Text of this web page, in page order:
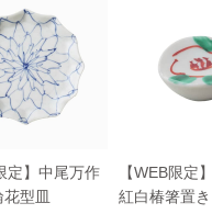
定】中尾万作
花型皿
【WEB限定
紅白椿箸置き